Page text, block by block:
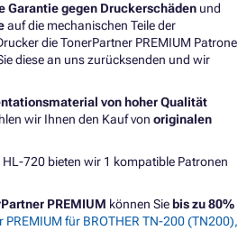
Garantie gegen Druckerschäden und
auf die mechanischen Teile der
die TonerPartner PREMIUM Patrone
diese an uns zurücksenden und wir
von hoher Qualität
wir Ihnen den Kauf von originalen
HL-720 bieten wir 1 kompatible Patronen
PREMIUM können Sie bis zu 80%
PREMIUM für BROTHER TN-200 (TN200),